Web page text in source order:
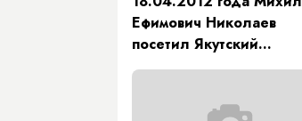
Ефимович Николаев
посетил Якутский
сельскохозяйственный